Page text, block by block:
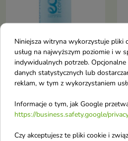

Ecoforia Aqua Moist
nawilżający Szampon
Nawilżający szampon
przeznaczony do codziennej
8,53 €
Niniejsza witryna wykorzystuje pliki
usług na najwyższym poziomie i w
indywidualnych potrzeb. Opcjonalne
danych statystycznych lub
reklam, w tym z wykorzystaniem
Informacje o tym, jak Google
https://business.safety.google/
Czy akceptujesz te pliki cookie i